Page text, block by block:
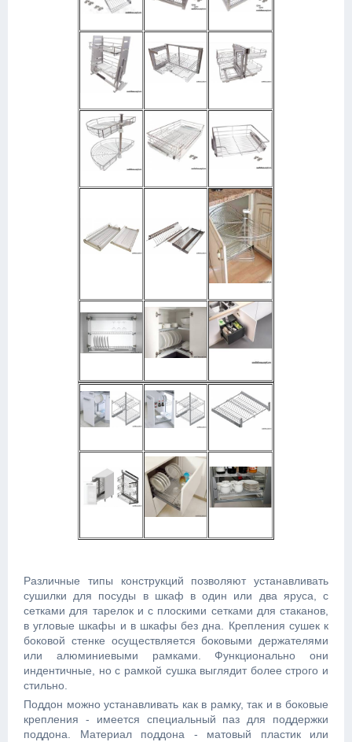
Различные типы конструкций позволяют устанавливать
сушилки для посуды в шкаф в один или два яруса, с
сетками для тарелок и с плоскими сетками для стаканов,
в угловые шкафы и в шкафы без дна. Крепления сушек к
боковой стенке осуществляется боковыми держателями
или алюминиевыми рамками. Функционально они
индентичные, но с рамкой сушка выглядит более строго и
стильно.
Поддон можно устанавливать как в рамку, так и в боковые
крепления - имеется специальный паз для поддержки
поддона. Материал поддона - матовый пластик или